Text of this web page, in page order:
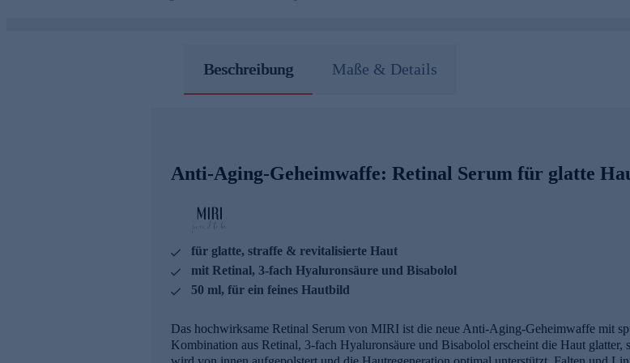
Beschreibung Maße & Details
Anti-Aging-Geheimwaffe: Retinal Serum für glatte
für glatte, straffe & revitalisierte Haut
mit Retinal, 3-fach Hyaluronsäure und Bisabolol
50 ml, für ein feines Hautbild
Das hochwirksame Retinal Serum von MIRI ist die neue Anti-Aging-Geheimwaffe mit
Kombination aus Retinal, 3-fach Hyaluronsäure und Bisabolol erscheint die Haut